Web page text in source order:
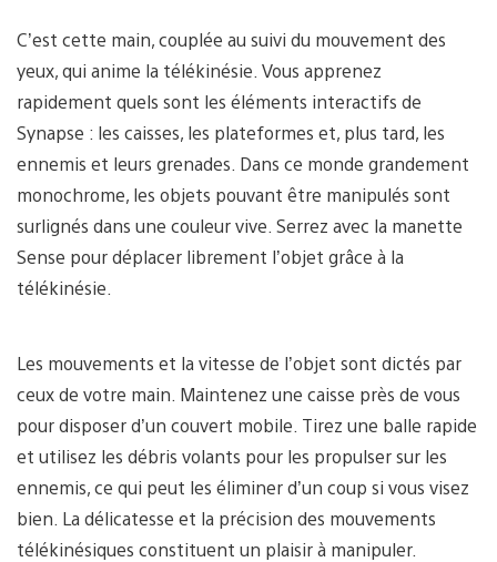
C’est cette main, couplée au suivi du mouvement des
yeux, qui anime la télékinésie. Vous apprenez
rapidement quels sont les éléments interactifs de
Synapse : les caisses, les plateformes et, plus tard, les
ennemis et leurs grenades. Dans ce monde grandement
monochrome, les objets pouvant être manipulés sont
surlignés dans une couleur vive. Serrez avec la manette
Sense pour déplacer librement l’objet grâce à la
télékinésie.
Les mouvements et la vitesse de l’objet sont dictés par
ceux de votre main. Maintenez une caisse près de vous
pour disposer d’un couvert mobile. Tirez une balle rapide
et utilisez les débris volants pour les propulser sur les
ennemis, ce qui peut les éliminer d’un coup si vous visez
bien. La délicatesse et la précision des mouvements
télékinésiques constituent un plaisir à manipuler.